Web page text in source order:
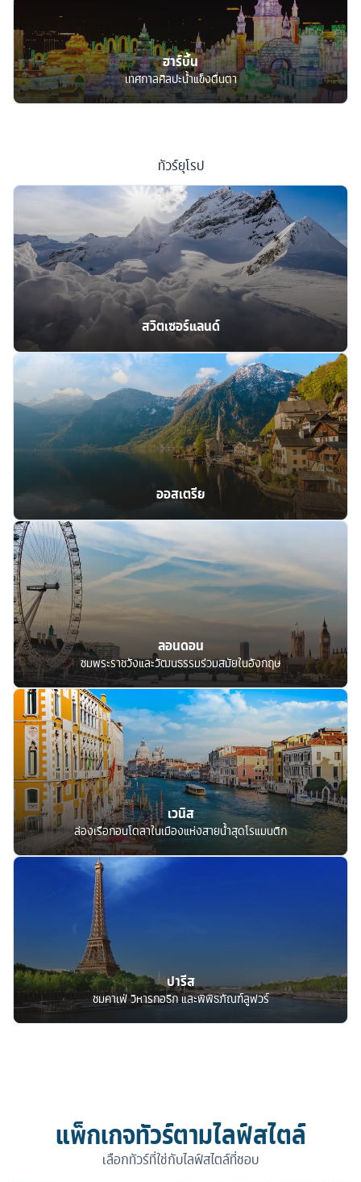
ฮาร์บิ้น
เทศกาลศิลปะน้ำแข็งตื่นตา
ทัวร์ยุโรป
สวิตเซอร์แลนด์
ออสเตรีย
ลอนดอน
ชมพระราชวังและวัฒนธรรมร่วมสมัยในอังกฤษ
เวนิส
ล่องเรือกอนโดลาในเมืองแห่งสายน้ำสุดโรแมนติก
ปารีส
ชมคาเฟ่ วิหารกอธิก และพิพิธภัณฑ์ลูฟวร์
แพ็กเกจทัวร์ตามไลฟ์สไตล์
เลือกทัวร์ที่ใช่กับไลฟ์สไตล์ที่ชอบ